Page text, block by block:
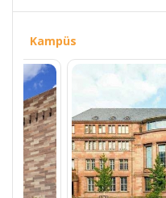
Kampüs